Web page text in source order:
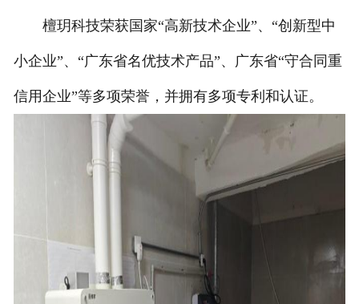
檀玥科技荣获国家“高新技术企业”、“创新型中
小企业”、“广东省名优技术产品”、广东省“守合同重
信用企业”等多项荣誉，并拥有多项专利和认证。